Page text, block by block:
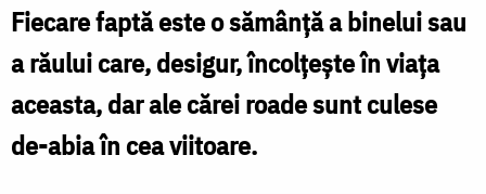
valoare
numai
dacă
acesta
Fiecare faptă este o sămân­ță a binelui sau
a răului care, desigur, încolțește în viața
aceasta, dar ale cărei roade sunt culese
de-abia în cea viitoare.